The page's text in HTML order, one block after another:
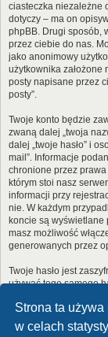
Strona ta
w celach
ciasteczka niezależne
dotyczy – ma on
phpBB. Drugi sposób,
przez ciebie do nas.
jako anonimowy
użytkownika założone
posty napisane przez
posty”.
Twoje konto będzie
zwaną dalej „twoja
dalej „twoje hasło” i
mail”. Informacje
chronione przez
którym stoi nasz
informacji przy
nie. W każdym
koncie są
masz możliwość
generowanych przez
Twoje hasło jest
używać tego samego
umożliwia dostęp do
w żadnym wypadku
pamiętam hasła”.
e-mail. Po podaniu